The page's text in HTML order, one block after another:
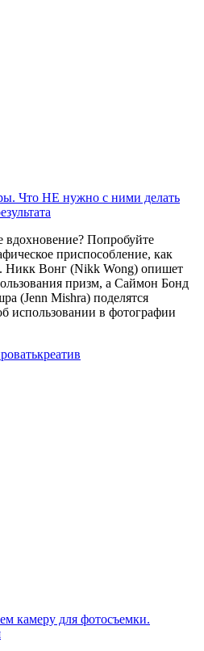
Что НЕ нужно с ними делать
вдохновение? Попробуйте
приспособление, как
Никк Вонг (Nikk Wong) опишет
призм, а Саймон Бонд
(Jenn Mishra) поделятся
использовании в фотографии
креатив
камеру для фотосъемки.